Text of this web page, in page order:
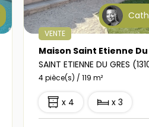
VENTE
SAINT ETIENNE DU GRES
4 pièce(s) / 119 m²
x 4 x 3